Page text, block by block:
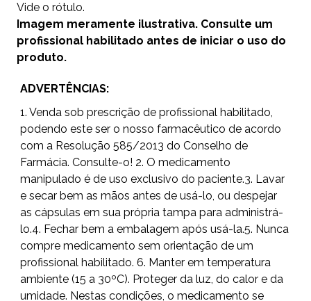
Vide o rótulo.
Imagem meramente ilustrativa. Consulte um
profissional habilitado antes de iniciar o uso do
produto.
ADVERTÊNCIAS:
1. Venda sob prescrição de profissional habilitado,
podendo este ser o nosso farmacêutico de acordo
com a Resolução 585/2013 do Conselho de
Farmácia. Consulte-o! 2. O medicamento
manipulado é de uso exclusivo do paciente.3. Lavar
e secar bem as mãos antes de usá-lo, ou despejar
as cápsulas em sua própria tampa para administrá-
lo.4. Fechar bem a embalagem após usá-la.5. Nunca
compre medicamento sem orientação de um
profissional habilitado. 6. Manter em temperatura
ambiente (15 a 30ºC). Proteger da luz, do calor e da
umidade. Nestas condições, o medicamento se